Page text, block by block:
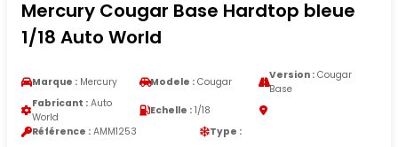
Mercury Cougar Base Hardtop bleue
1/18 Auto World
Marque : Mercury Modele : Cougar
Version :Cougar
Base
Fabricant : Auto
World
Echelle : 1/18
Référence : AMM1253 Type :